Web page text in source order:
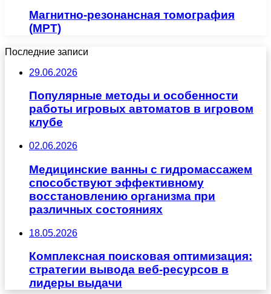
Магнитно-резонансная томография
(МРТ)
Последние записи
29.06.2026
Популярные методы и особенности
работы игровых автоматов в игровом
клубе
02.06.2026
Медицинские ванны с гидромассажем
способствуют эффективному
восстановлению организма при
различных состояниях
18.05.2026
Комплексная поисковая оптимизация:
стратегии вывода веб-ресурсов в
лидеры выдачи